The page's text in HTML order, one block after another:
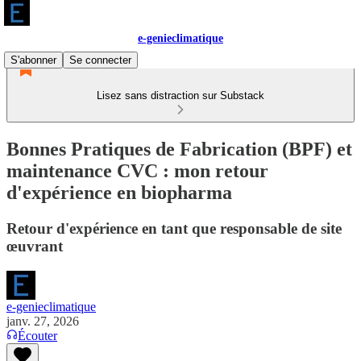
e-genieclimatique
S'abonner
Se connecter
Lisez sans distraction sur Substack
Bonnes Pratiques de Fabrication (BPF) et
maintenance CVC : mon retour
d'expérience en biopharma
Retour d'expérience en tant que responsable de site
œuvrant
e-genieclimatique
janv. 27, 2026
Écouter